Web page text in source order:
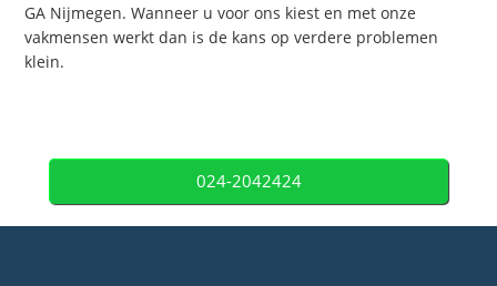
GA Nijmegen. Wanneer u voor ons kiest en met onze
vakmensen werkt dan is de kans op verdere problemen
klein.
024-2042424